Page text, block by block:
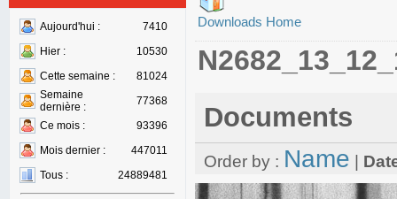
Aujourd'hui :
7410
Hier :
10530
Cette semaine :
81024
Semaine
dernière :
77368
Ce mois :
93396
Mois dernier :
447011
Tous :
24889481
Downloads Home
Documents
Order by : Name